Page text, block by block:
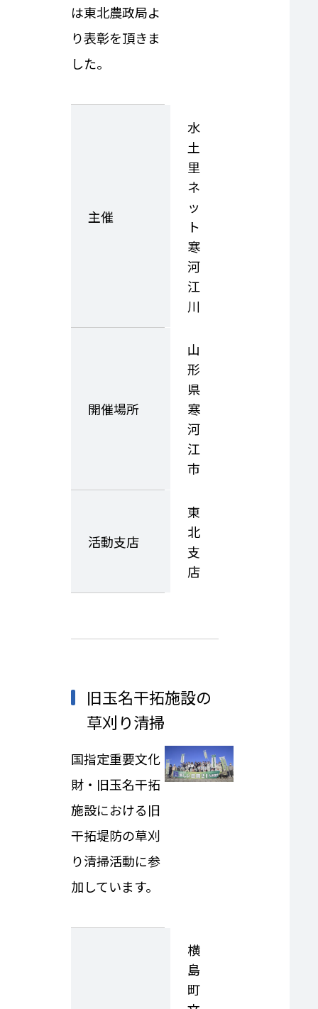
は東北農政局よ
り表彰を頂きま
した。
主催
水
土
里
ネ
ッ
ト
寒
河
江
川
開催場所
山
形
県
寒
河
江
市
活動支店
東
北
支
店
旧玉名干拓施設の
草刈り清掃
国指定重要文化
財・旧玉名干拓
施設における旧
干拓堤防の草刈
り清掃活動に参
加しています。
横
島
町